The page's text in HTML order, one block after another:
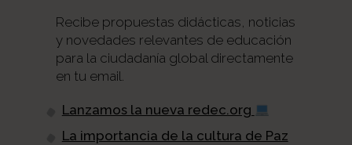
Recibe propuestas didácticas, noticias
y novedades relevantes de educación
para la ciudadanía global directamente
en tu email.
Lanzamos la nueva redec.org
La importancia de la cultura de Paz